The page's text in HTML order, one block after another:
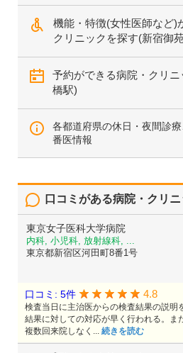
機能・特徴(女性医師など)
クリニックを探す(新宿御
予約ができる病院・クリ
橋駅)
各都道府県の休日・夜間診
番医情報
口コミがある病院・クリニ
東京女子医科大学病院
内科, 小児科, 放射線科, ...
東京都新宿区河田町8番1号
口コミ: 5件 4.8
検査当日に主治医からの検査結果の説明
結果に対しての対応が早く行われる。ま
複数回来院しなく... 続きを読む